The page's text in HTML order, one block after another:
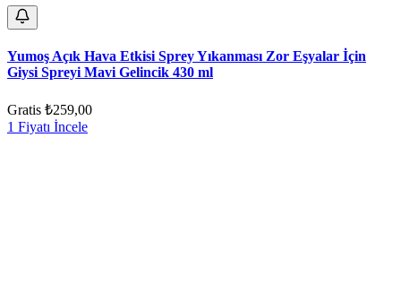
Yumoş Açık Hava Etkisi Sprey Yıkanması Zor Eşyalar İçin
Giysi Spreyi Mavi Gelincik 430 ml
Gratis ₺259,00
1 Fiyatı İncele